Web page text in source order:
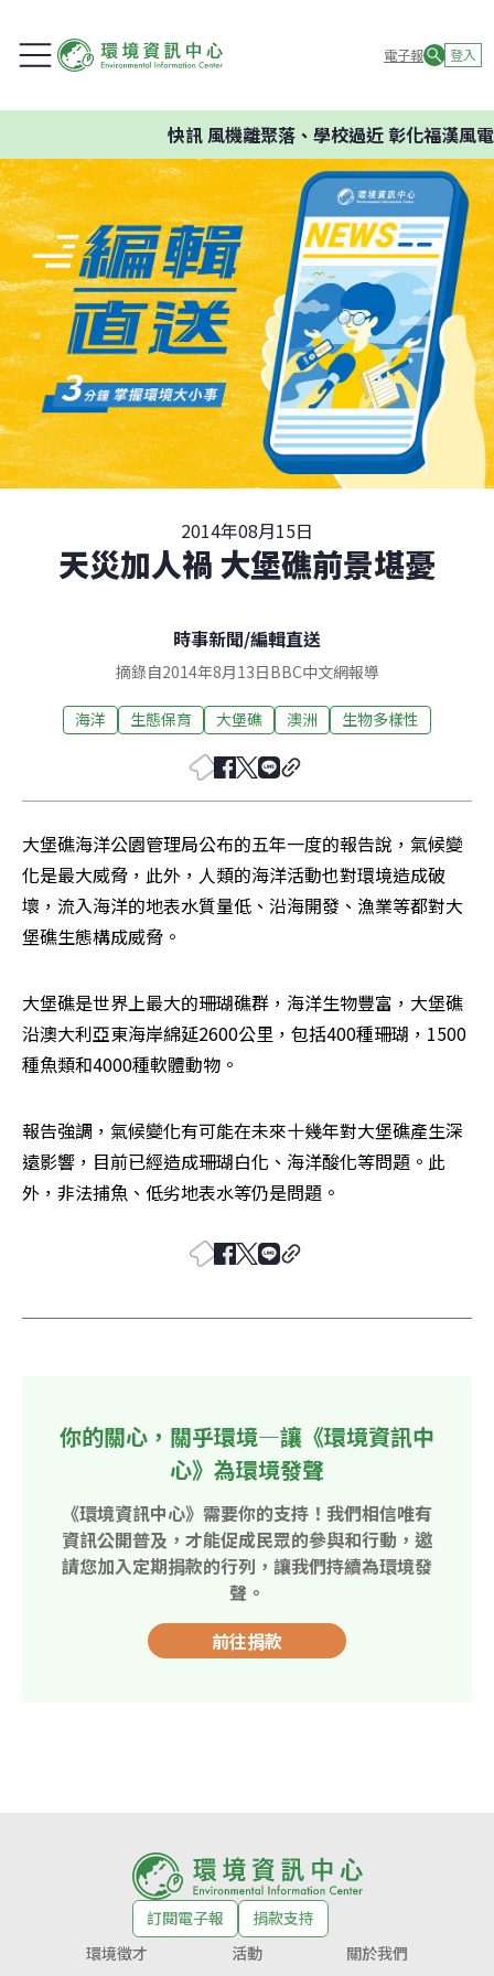
電子報 登入
快訊風機離聚落、學校過近 彰化福漢風電
2014年08月15日
天災加人禍 大堡礁前景堪憂
時事新聞/編輯直送
摘錄自2014年8月13日BBC中文網報導
海洋 生態保育 大堡礁 澳洲 生物多樣性
大堡礁海洋公園管理局公布的五年一度的報告說，氣候變
化是最大威脅，此外，人類的海洋活動也對環境造成破
壞，流入海洋的地表水質量低、沿海開發、漁業等都對大
堡礁生態構成威脅。
大堡礁是世界上最大的珊瑚礁群，海洋生物豐富，大堡礁
沿澳大利亞東海岸綿延2600公里，包括400種珊瑚，1500
種魚類和4000種軟體動物。
報告強調，氣候變化有可能在未來十幾年對大堡礁產生深
遠影響，目前已經造成珊瑚白化、海洋酸化等問題。此
外，非法捕魚、低劣地表水等仍是問題。
你的關心，關乎環境—讓《環境資訊中
心》為環境發聲
《環境資訊中心》需要你的支持！我們相信唯有
資訊公開普及，才能促成民眾的參與和行動，邀
請您加入定期捐款的行列，讓我們持續為環境發
聲。
前往捐款
訂閱電子報
捐款支持
環境徵才
活動
關於我們